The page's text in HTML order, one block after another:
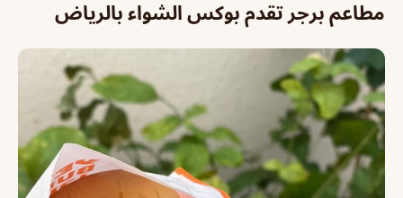
مطاعم برجر تقدم بوكس الشواء بالرياض